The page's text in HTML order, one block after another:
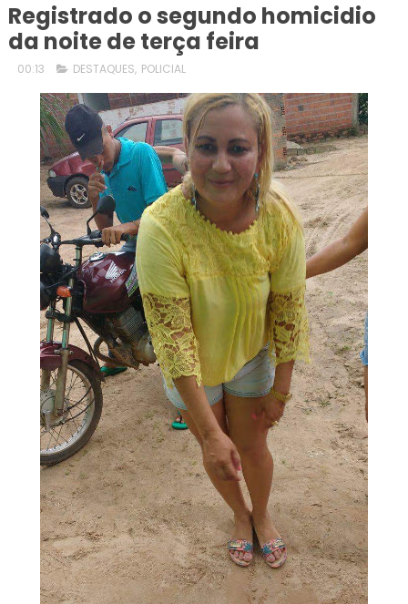
Registrado o segundo homicidio
da noite de terça feira
00:13 DESTAQUES, POLICIAL